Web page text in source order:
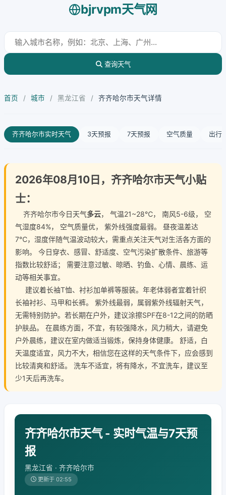
bjrvpm天气网
查询天气
首页 / 城市 / 黑龙江省 / 齐齐哈尔市天气详情
齐齐哈尔市实时天气 3天预报 7天预报 空气质量 出行
2026年08月10日，齐齐哈尔市天气小贴
士：
齐齐哈尔市今日天气多云， 气温21~28℃， 南风5-6级， 空
气湿度84%， 空气质量优， 紫外线强度最弱。 昼夜温差达
7℃，湿度伴随气温波动较大，需重点关注天气对生活各方面的
影响。 今日穿衣、感冒、舒适度、空气污染扩散条件、旅游等
指数比较舒适； 需要注意过敏、晾晒、钓鱼、心情、晨练、运
动等相关事宜。
建议着长袖T恤、衬衫加单裤等服装。年老体弱者宜着针织
长袖衬衫、马甲和长裤。 紫外线最弱，属弱紫外线辐射天气，
无需特别防护。若长期在户外，建议涂擦SPF在8-12之间的防晒
护肤品。 在晨练方面，不宜，有较强降水，风力稍大，请避免
户外晨练，建议在室内做适当锻炼，保持身体健康。 舒适，白
天温度适宜，风力不大，相信您在这样的天气条件下，应会感到
比较清爽和舒适。 洗车不适宜，将有降水，不宜洗车，建议至
少1天后再洗车。
齐齐哈尔市天气 - 实时气温与7天预
报
黑龙江省 · 齐齐哈尔市
更新于 02:55